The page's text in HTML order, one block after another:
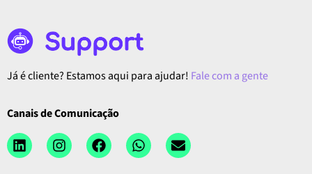
Já é cliente? Estamos aqui para ajudar! Fale com a gente
Canais de Comunicação